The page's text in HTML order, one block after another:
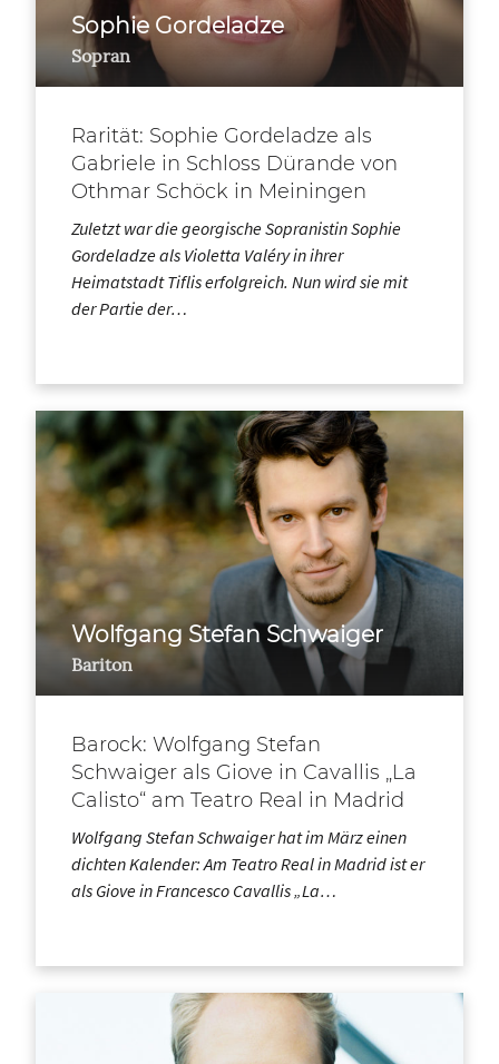
Sophie Gordeladze
Sopran
Rarität: Sophie Gordeladze als
Gabriele in Schloss Dürande von
Othmar Schöck in Meiningen
Zuletzt war die georgische Sopranistin Sophie
Gordeladze als Violetta Valéry in ihrer
Heimatstadt Tiflis erfolgreich. Nun wird sie mit
der Partie der…
Wolfgang Stefan Schwaiger
Bariton
Barock: Wolfgang Stefan
Schwaiger als Giove in Cavallis „La
Calisto“ am Teatro Real in Madrid
Wolfgang Stefan Schwaiger hat im März einen
dichten Kalender: Am Teatro Real in Madrid ist er
als Giove in Francesco Cavallis „La…